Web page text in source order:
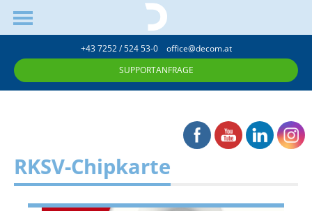
+43 7252 / 524 53-0 office@decom.at
SUPPORTANFRAGE
RKSV-Chipkarte